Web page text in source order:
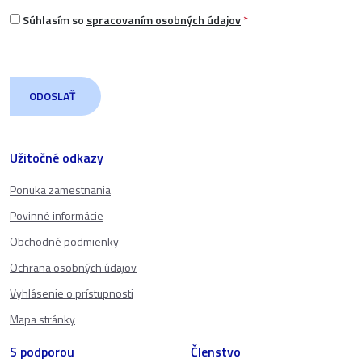
Užitočné odkazy
Ponuka zamestnania
Povinné informácie
Obchodné podmienky
Ochrana osobných údajov
Vyhlásenie o prístupnosti
Mapa stránky
Súhlasím so spracovaním osobných údajov*
S podporou Členstvo